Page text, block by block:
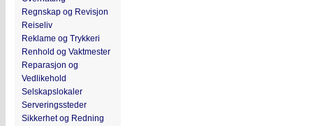
Regnskap og Revisjon
Reiseliv
Reklame og Trykkeri
Renhold og Vaktmester
Reparasjon og
Vedlikehold
Selskapslokaler
Serveringssteder
Sikkerhet og Redning